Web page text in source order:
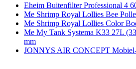
Eheim Buitenfilter Professional 4
Me Shrimp Royal Lollies Bee
Me Shrimp Royal Lollies Color
Me My Tank Systema K33 27L
mm
JONNYS AIR CONCEPT